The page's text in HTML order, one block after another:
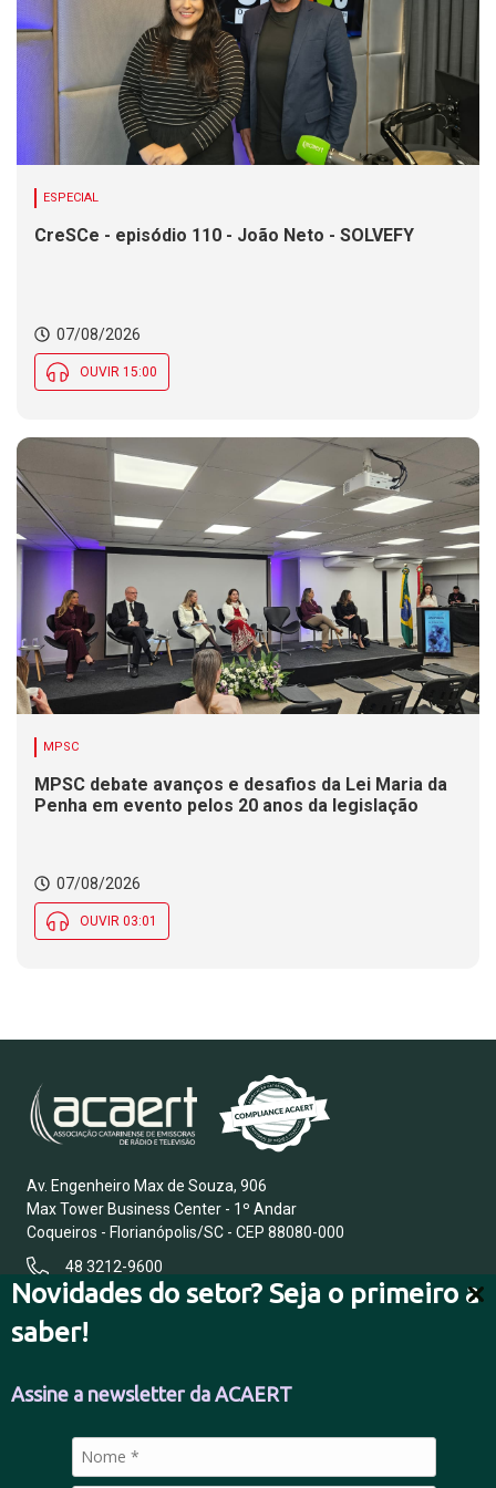
Novidades do setor? Seja o primeiro a
saber!
Assine a newsletter da ACAERT
ESPECIAL
CreSCe - episódio 110 - João Neto - SOLVEFY
07/08/2026
OUVIR 15:00
MPSC
MPSC debate avanços e desafios da Lei Maria da
Penha em evento pelos 20 anos da legislação
07/08/2026
OUVIR 03:01
Av. Engenheiro Max de Souza, 906
Max Tower Business Center - 1º Andar
Coqueiros - Florianópolis/SC - CEP 88080-000
48 3212-9600
FALE CONOSCO
POLÍTICA DE PRIVACIDADE